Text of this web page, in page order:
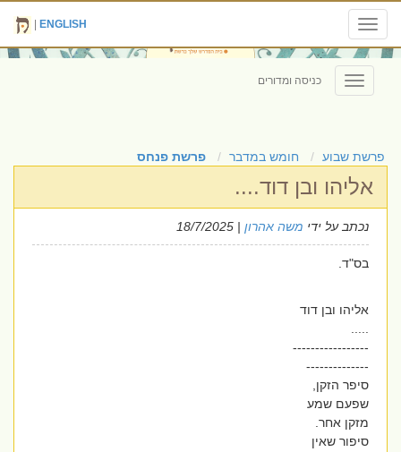
Toggle
navigation
ENGLISH
Toggle
navigation
כניסה ומדורים
פרשת שבוע חומש במדבר פרשת פנחס
אליהו ובן דוד....
נכתב על ידי משה אהרון | 18/7/2025
בס"ד.
אליהו ובן דוד
-----------------
--------------
סיפר הזקן,
שפעם שמע
מזקן אחר.
סיפור שאין